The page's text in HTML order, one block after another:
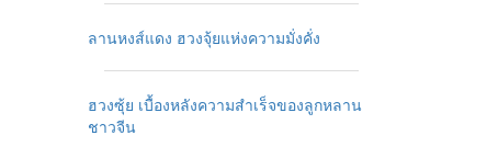
ลานหงส์แดง ฮวงจุ้ยแห่งความมั่งคั่ง
ฮวงซุ้ย เบื้องหลังความสำเร็จของลูกหลาน
ชาวจีน